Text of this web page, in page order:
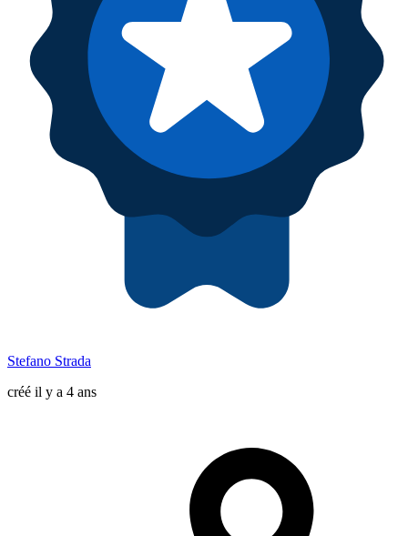
Stefano Strada
créé il y a 4 ans